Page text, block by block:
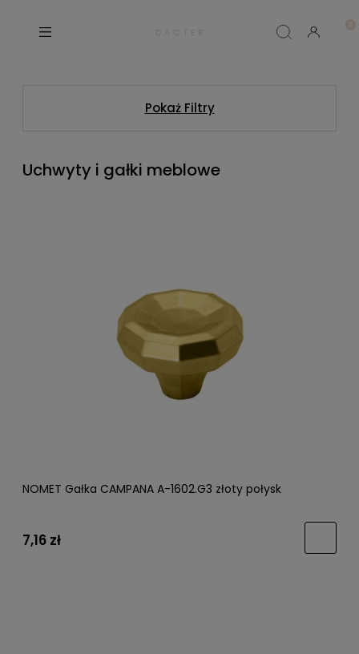
D A C T E R
Pokaż Filtry
Uchwyty i gałki meblowe
NOMET Gałka CAMPANA A-1602.G3 złoty połysk
7,16 zł